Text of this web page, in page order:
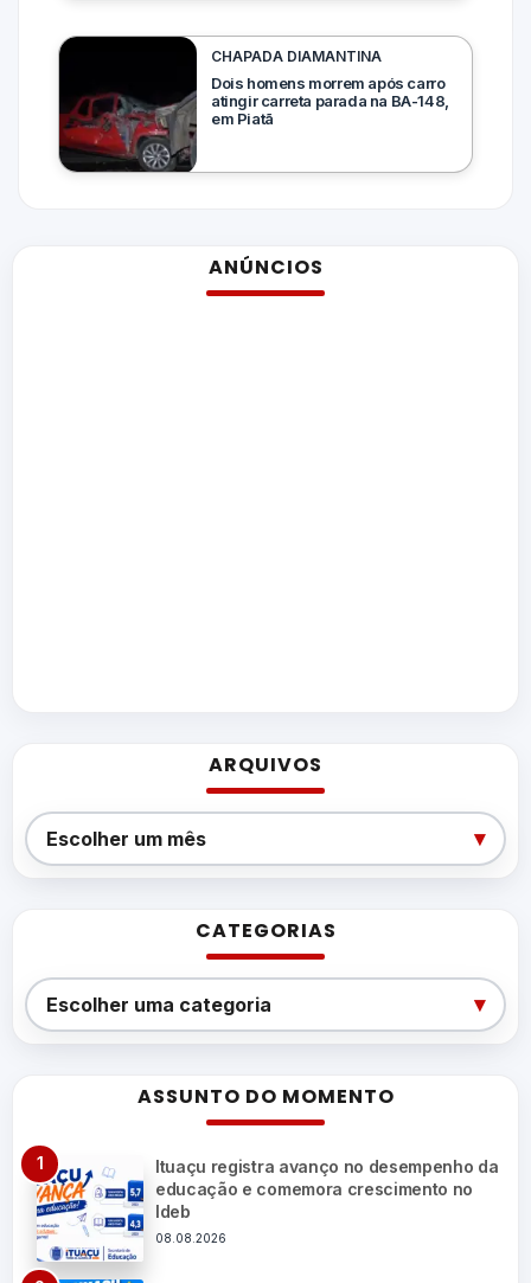
CHAPADA DIAMANTINA
Dois homens morrem após carro
atingir carreta parada na BA-148,
em Piatã
ANÚNCIOS
ARQUIVOS
Arquivos
Escolher um mês ▾
CATEGORIAS
Categorias
Escolher uma categoria ▾
ASSUNTO DO MOMENTO
Ituaçu registra avanço no desempenho da
educação e comemora crescimento no
Ideb
08.08.2026